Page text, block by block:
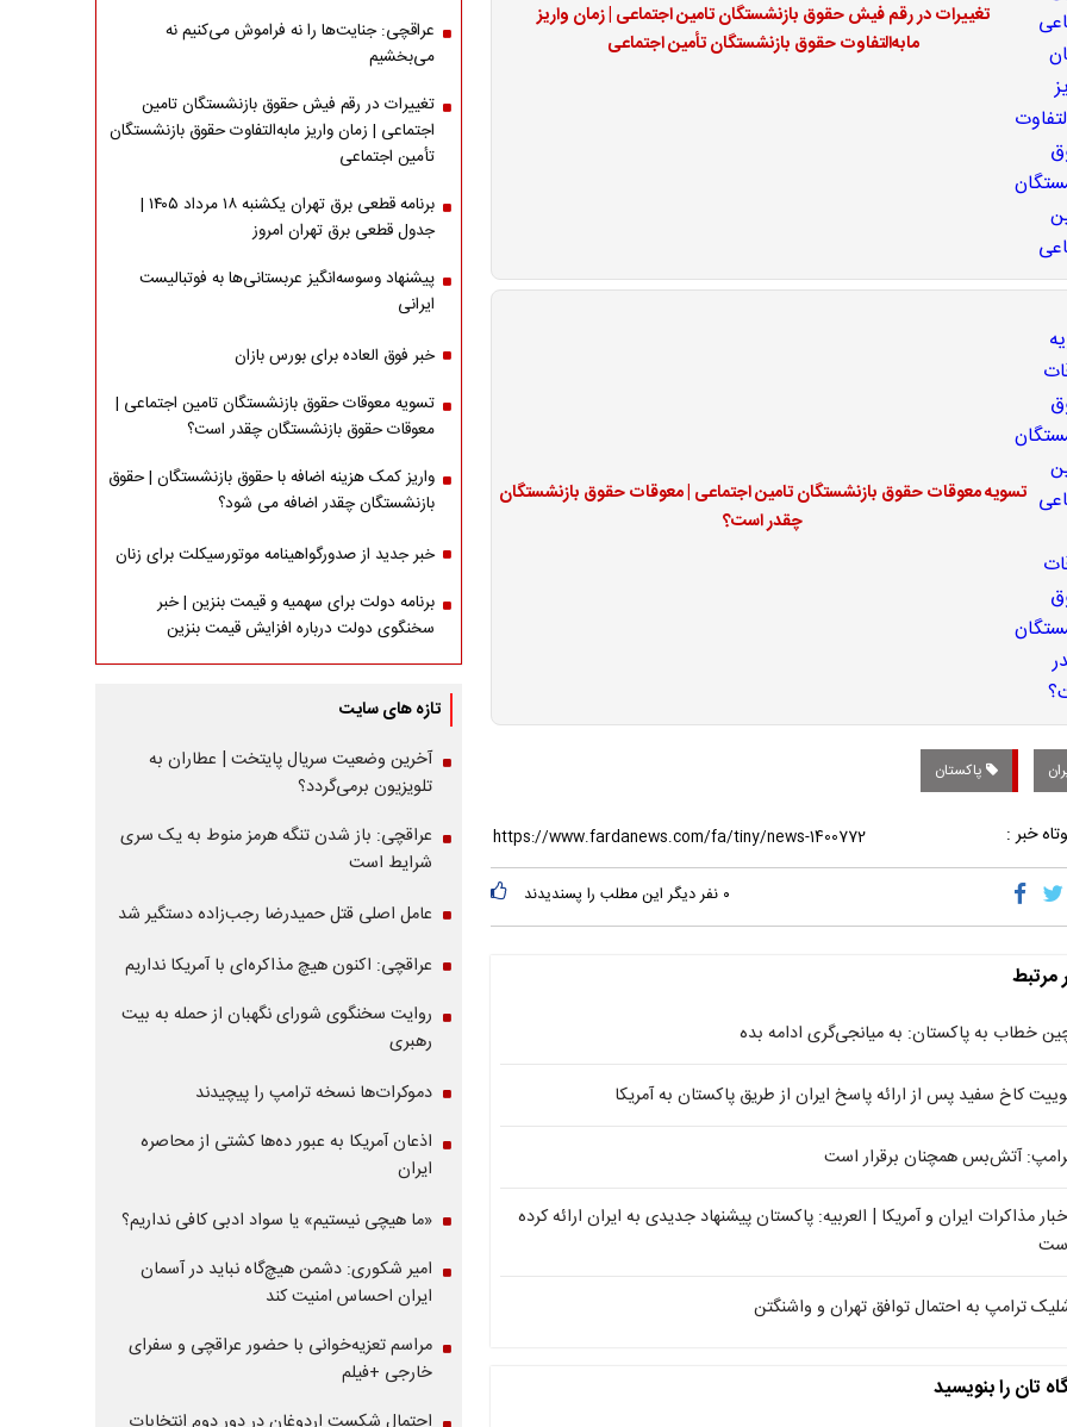
تغییرات در رقم فیش حقوق بازنشستگان تامین اجتماعی | زمان واریز
مابه‌التفاوت حقوق بازنشستگان تأمین اجتماعی
تسویه معوقات حقوق بازنشستگان تامین اجتماعی | معوقات حقوق بازنشستگان
چقدر است؟
پاکستان
خبر :
۰ نفر دیگر این مطلب را پسندیدند
مرتبط
خطاب به پاکستان: به میانجی‌گری ادامه بده
کاخ سفید پس از ارائه پاسخ ایران از طریق پاکستان به آمریکا
آتش‌بس همچنان برقرار است
مذاکرات ایران و آمریکا | العربیه: پاکستان پیشنهاد جدیدی به ایران ارائه کرده
ترامپ به احتمال توافق تهران و واشنگتن
تان را بنویسید
عراقچی: جنایت‌ها را نه فراموش می‌کنیم نه
می‌بخشیم
تغییرات در رقم فیش حقوق بازنشستگان تامین
اجتماعی | زمان واریز مابه‌التفاوت حقوق بازنشستگان
تأمین اجتماعی
برنامه قطعی برق تهران یکشنبه ۱۸ مرداد ۱۴۰۵ |
جدول قطعی برق تهران امروز
پیشنهاد وسوسه‌انگیز عربستانی‌ها به فوتبالیست
ایرانی
خبر فوق العاده برای بورس بازان
تسویه معوقات حقوق بازنشستگان تامین اجتماعی |
معوقات حقوق بازنشستگان چقدر است؟
واریز کمک هزینه اضافه با حقوق بازنشستگان | حقوق
بازنشستگان چقدر اضافه می شود؟
خبر جدید از صدورگواهینامه موتورسیکلت برای زنان
برنامه دولت برای سهمیه و قیمت بنزین | خبر
سخنگوی دولت درباره افزایش قیمت بنزین
تازه های سایت
آخرین وضعیت سریال پایتخت | عطاران به
تلویزیون برمی‌گردد؟
عراقچی: باز شدن تنگه هرمز منوط به یک سری
شرایط است
عامل اصلی قتل حمیدرضا رجب‌زاده دستگیر شد
عراقچی: اکنون هیچ مذاکره‌ای با آمریکا نداریم
روایت سخنگوی شورای نگهبان از حمله به بیت
رهبری
دموکرات‌ها نسخه ترامپ را پیچیدند
اذعان آمریکا به عبور ده‌ها کشتی از محاصره
ایران
«ما هیچی نیستیم» یا سواد ادبی کافی نداریم؟
امیر شکوری: دشمن هیچ‌گاه نباید در آسمان
ایران احساس امنیت کند
مراسم تعزیه‌خوانی با حضور عراقچی و سفرای
خارجی +فیلم